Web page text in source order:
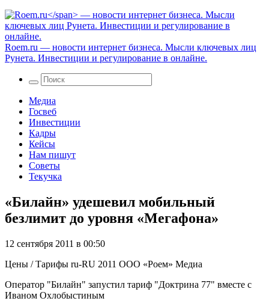
Roem.ru — новости интернет бизнеса. Мысли ключевых лиц
Рунета. Инвестиции и регулирование в онлайне.
Медиа
Госвеб
Инвестиции
Кадры
Кейсы
Нам пишут
Советы
Текучка
«Билайн» удешевил мобильный
безлимит до уровня «Мегафона»
12 сентября 2011 в 00:50
Цены / Тарифы ru-RU 2011 ООО «Роем» Медиа
Оператор "Билайн" запустил тариф "Доктрина 77" вместе с
Иваном Охлобыстиным